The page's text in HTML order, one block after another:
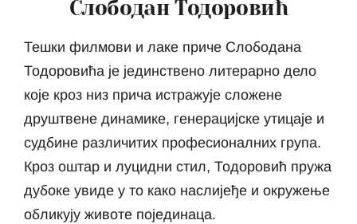
Слободан Тодоровић
Тешки филмови и лаке приче Слободана
Тодоровића је јединствено литерарно дело
које кроз низ прича истражује сложене
друштвене динамике, генерацијске утицаје и
судбине различитих професионалних група.
Кроз оштар и луцидни стил, Тодоровић пружа
дубоке увиде у то како наслијеђе и окружење
обликују животе појединаца.